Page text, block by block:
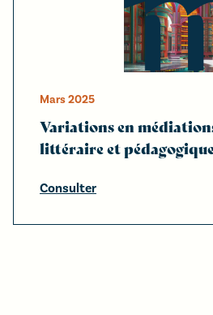
Mars2025
Variations en
littéraire et
Consulter